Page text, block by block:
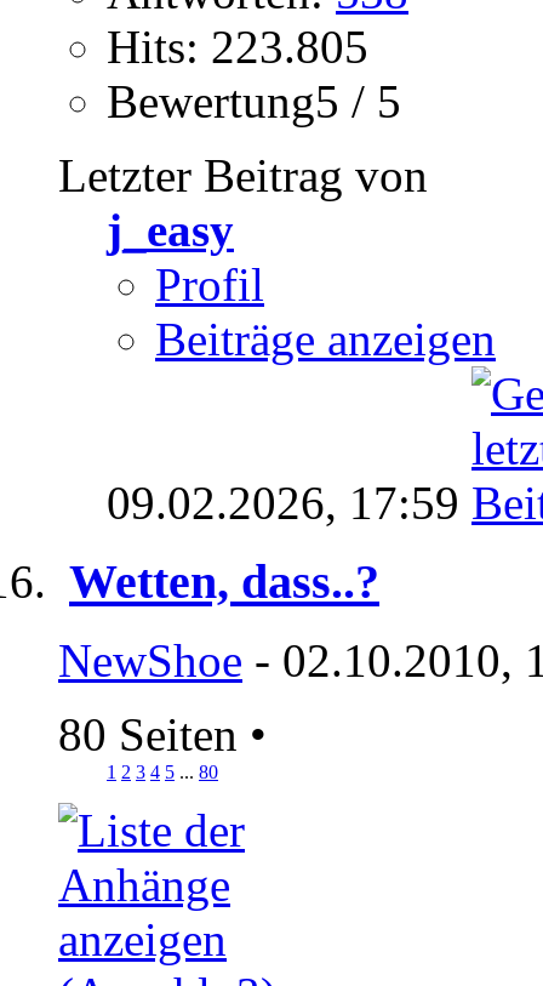
Hits: 223.805
Bewertung5 / 5
Letzter Beitrag von
j_easy
Profil
Beiträge anzeigen
09.02.2026, 17:59
Wetten, dass..?
NewShoe - 02.10.2010,
80 Seiten •
1 2 3 4 5 ... 80